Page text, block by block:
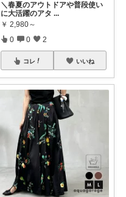
＼春夏のアウトドアや普段使い
に大活躍のアタ ...
￥ 2,980～
0 0 2
コレ いいね